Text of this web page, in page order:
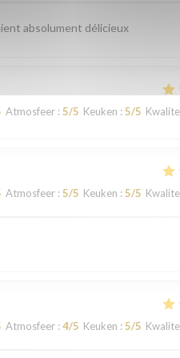
absolument délicieux
Atmosfeer : 5/5 Keuken : 5/5
Atmosfeer : 5/5 Keuken : 5/5
Atmosfeer : 4/5 Keuken : 5/5